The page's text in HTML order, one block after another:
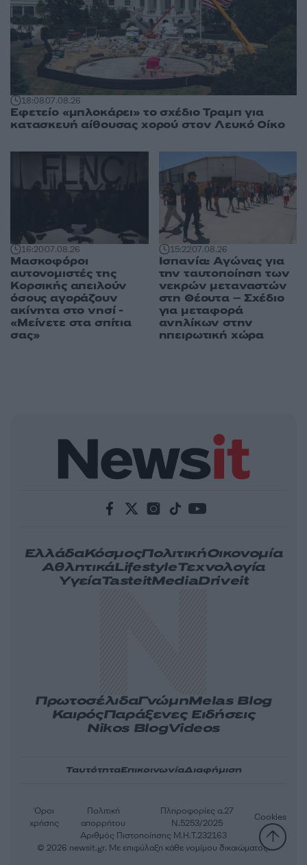
18:0807.08.26
Εφετείο «μπλοκάρει» το σχέδιο Τραμπ για
κατασκευή αίθουσας χορού στον Λευκό Οίκο
16:2007.08.26
Μασκοφόροι
αυτονομιστές της
Κορσικής απειλούν
όσους αγοράζουν
ακίνητα στο νησί -
«Μείνετε στα σπίτια
σας»
15:2207.08.26
Ισπανία: Αγώνας για
την ταυτοποίηση των
νεκρών μεταναστών
στη Θέουτα – Σχέδιο
για μεταφορά
ανηλίκων στην
ηπειρωτική χώρα
ΕλλάδαΚόσμοςΠολιτικήΟικονομία
ΑθλητικάLifestyleΤεχνολογία
ΥγείαTasteitMediaDriveit
ΠρωτοσέλιδαΓνώμηMelas Blog
ΚαιρόςΠαράξενες Ειδήσεις
Nikos BlogVideos
ΤαυτότηταΕπικοινωνίαΔιαφήμιση
Αριθμός Πιστοποίησης Μ.Η.Τ.232163
Όροι
χρήσης
Πολιτική
απορρήτου
Πληροφορίες α.27
Ν.5253/2025
Cookies
© 2026 newsit.gr. Με επιφύλαξη κάθε νομίμου δικαιώματος.